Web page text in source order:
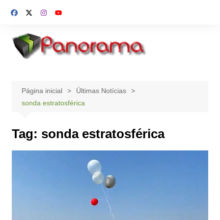
para
conteúdo
Página inicial
Últimas Notícias
sonda estratosférica
Tag: sonda estratosférica